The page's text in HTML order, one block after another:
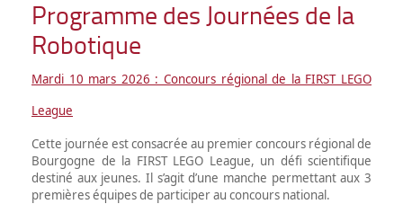
Programme des Journées de la
Robotique
Mardi 10 mars 2026 : Concours régional de la FIRST LEGO
League
Cette journée est consacrée au premier concours régional de
Bourgogne de la FIRST LEGO League, un défi scientifique
destiné aux jeunes. Il s’agit d’une manche permettant aux 3
premières équipes de participer au concours national.